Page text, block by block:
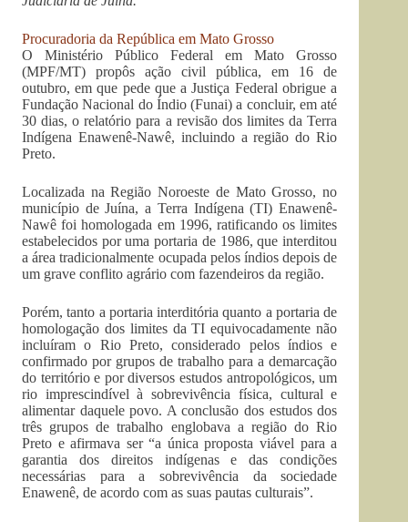
Procuradoria da República em Mato Grosso
O Ministério Público Federal em Mato Grosso
(MPF/MT) propôs ação civil pública, em 16 de
outubro, em que pede que a Justiça Federal obrigue a
Fundação Nacional do Índio (Funai) a concluir, em até
30 dias, o relatório para a revisão dos limites da Terra
Indígena Enawenê-Nawê, incluindo a região do Rio
Preto.
Localizada na Região Noroeste de Mato Grosso, no
município de Juína, a Terra Indígena (TI) Enawenê-
Nawê foi homologada em 1996, ratificando os limites
estabelecidos por uma portaria de 1986, que interditou
a área tradicionalmente ocupada pelos índios depois de
um grave conflito agrário com fazendeiros da região.
Porém, tanto a portaria interditória quanto a portaria de
homologação dos limites da TI equivocadamente não
incluíram o Rio Preto, considerado pelos índios e
confirmado por grupos de trabalho para a demarcação
do território e por diversos estudos antropológicos, um
rio imprescindível à sobrevivência física, cultural e
alimentar daquele povo. A conclusão dos estudos dos
três grupos de trabalho englobava a região do Rio
Preto e afirmava ser “a única proposta viável para a
garantia dos direitos indígenas e das condições
necessárias para a sobrevivência da sociedade
Enawenê, de acordo com as suas pautas culturais”.